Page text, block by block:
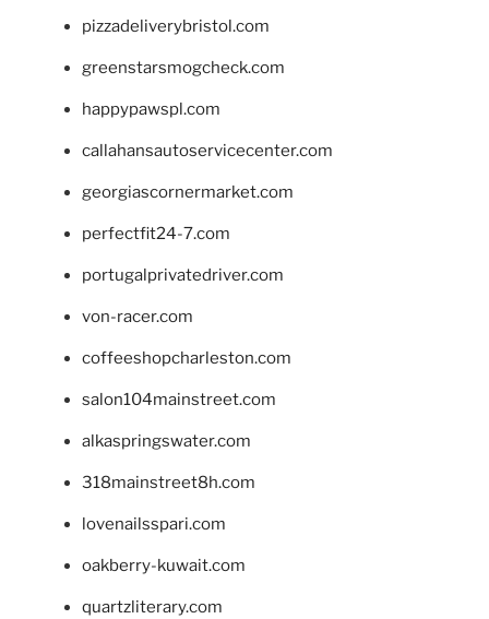
pizzadeliverybristol.com
greenstarsmogcheck.com
happypawspl.com
callahansautoservicecenter.com
georgiascornermarket.com
perfectfit24-7.com
portugalprivatedriver.com
von-racer.com
coffeeshopcharleston.com
salon104mainstreet.com
alkaspringswater.com
318mainstreet8h.com
lovenailsspari.com
oakberry-kuwait.com
quartzliterary.com